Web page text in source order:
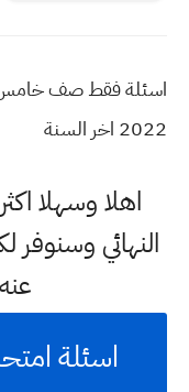
اسئلة فقط صف خامس
2022 اخر السنة
اهلا وسهلا
النهائي
اسئلة